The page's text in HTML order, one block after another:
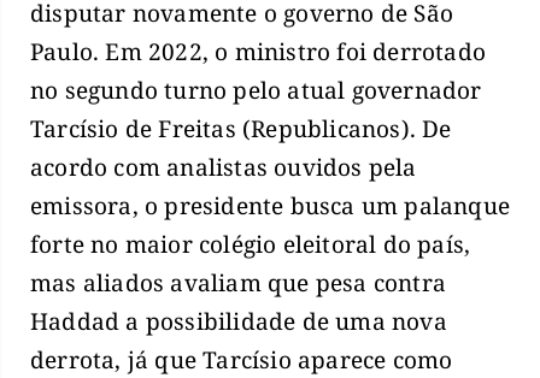
disputar novamente o governo de São
Paulo. Em 2022, o ministro foi derrotado
no segundo turno pelo atual governador
Tarcísio de Freitas (Republicanos). De
acordo com analistas ouvidos pela
emissora, o presidente busca um palanque
forte no maior colégio eleitoral do país,
mas aliados avaliam que pesa contra
Haddad a possibilidade de uma nova
derrota, já que Tarcísio aparece como